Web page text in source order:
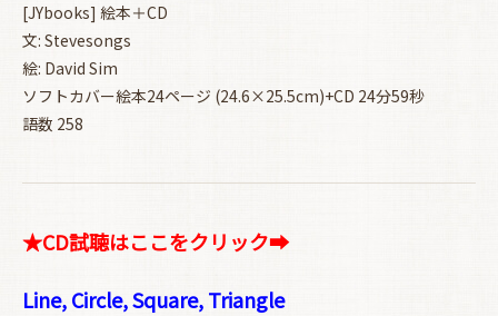
[JYbooks] 絵本＋CD
文: Stevesongs
絵: David Sim
ソフトカバー絵本24ページ (24.6×25.5cm)+CD 24分59秒
語数 258
★CD試聴はここをクリック➡
Line, Circle, Square, Triangle